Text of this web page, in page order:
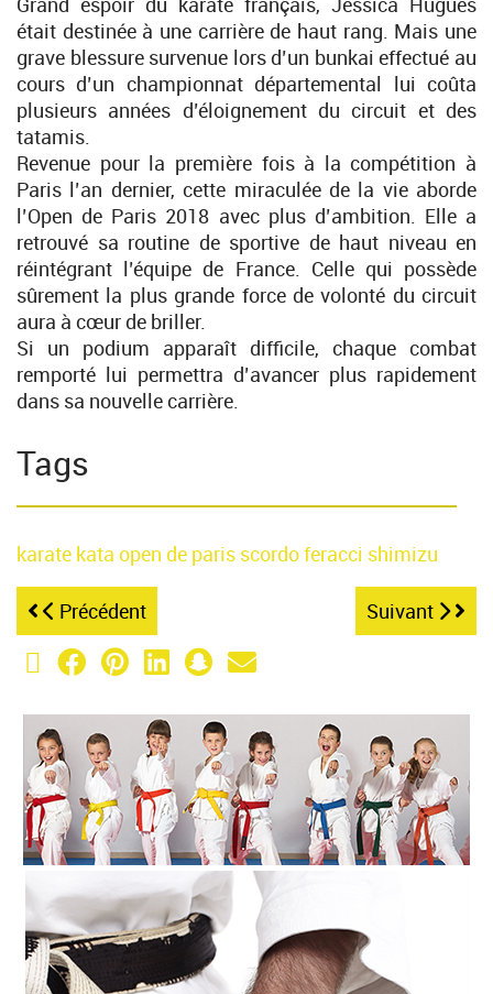
était destinée à une carrière de haut rang. Mais une
grave blessure survenue lors d’un bunkai effectué au
cours d’un championnat départemental lui coûta
plusieurs années d’éloignement du circuit et des
tatamis.
Revenue pour la première fois à la compétition à
Paris l’an dernier, cette miraculée de la vie aborde
l’Open de Paris 2018 avec plus d’ambition. Elle a
retrouvé sa routine de sportive de haut niveau en
réintégrant l’équipe de France. Celle qui possède
sûrement la plus grande force de volonté du circuit
aura à cœur de briller.
Si un podium apparaît difficile, chaque combat
remporté lui permettra d’avancer plus rapidement
dans sa nouvelle carrière.
Tags
karate kata open de paris scordoferacci shimizu
Précédent Suivant
X (Twitter)
Facebook
Pinterest
LinkedIn
Snapchat
Email